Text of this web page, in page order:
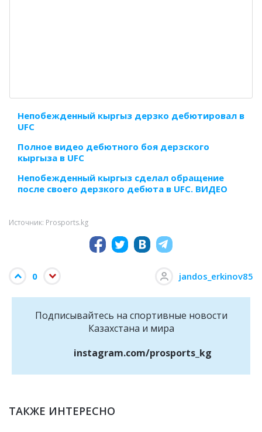
Непобежденный кыргыз дерзко дебютировал в
UFC
Полное видео дебютного боя дерзского
кыргыза в UFC
Непобежденный кыргыз сделал обращение
после своего дерзкого дебюта в UFC. ВИДЕО
Источник: Prosports.kg
0 jandos_erkinov85
Подписывайтесь на cпортивные новости
Казахстана и мира
instagram.com/prosports_kg
ТАКЖЕ ИНТЕРЕСНО